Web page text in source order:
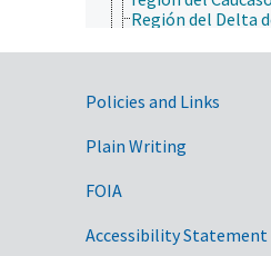
Región del Delta
región del
Región del Sur de
Región
Región Montañosa
Valle Central de
Policies and Links
Plain Writing
FOIA
Accessibility Statement